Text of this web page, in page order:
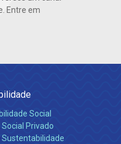
Entre em
Social
Social Privado
Sustentabilidade